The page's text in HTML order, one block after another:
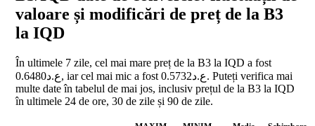
valoare și modificări de preț de la B3
la IQD
În ultimele 7 zile, cel mai mare preț de la B3 la IQD a fost
ع.د0.6480, iar cel mai mic a fost ع.د0.5732. Puteți verifica mai
multe date în tabelul de mai jos, inclusiv prețul de la B3 la IQD
în ultimele 24 de ore, 30 de zile și 90 de zile.